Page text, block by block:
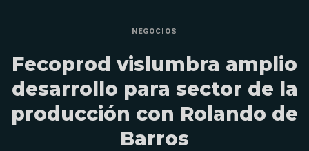
NEGOCIOS
Fecoprod vislumbra amplio
desarrollo para sector de la
producción con Rolando de
Barros